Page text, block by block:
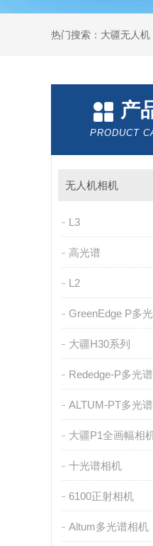
热门搜索：大疆无人
产
PRODUCT
无人机相机
L3
高光谱
L2
GreenEdge P多
大疆H30系列
Rededge-P多光
ALTUM-PT多光
大疆P1全画幅相
十光谱相机
6100正射相机
Altum多光谱相机